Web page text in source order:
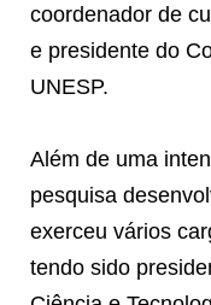
coordenador de
e presidente do
UNESP.
Além de uma
pesquisa
exerceu vários
tendo sido